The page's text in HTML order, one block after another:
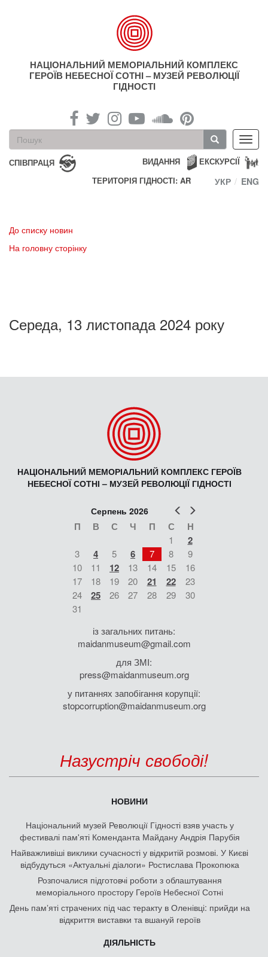
НАЦІОНАЛЬНИЙ МЕМОРІАЛЬНИЙ КОМПЛЕКС
ГЕРОЇВ НЕБЕСНОЇ СОТНІ – МУЗЕЙ РЕВОЛЮЦІЇ
ГІДНОСТІ
Пошукова
форма
Пошук
СПІВПРАЦЯ ЕКСКУРСІЇ
ВИДАННЯ
ТЕРИТОРІЯ ГІДНОСТІ: AR
УКР ENG
До списку новин
На головну сторінку
Середа, 13 листопада 2024 року
НАЦІОНАЛЬНИЙ МЕМОРІАЛЬНИЙ КОМПЛЕКС ГЕРОЇВ
НЕБЕСНОЇ СОТНІ – МУЗЕЙ РЕВОЛЮЦІЇ ГІДНОСТІ
Попер
Серпень 2026
П В С Ч П С Н
1 2
3 4 5 6 7 8
9
10
11 12 13 14 15
16
17
18 19 20 21 22
23
24
25 26 27 28 29
30
31
із загальних питань:
maidanmuseum@gmail.com
для ЗМІ:
press@maidanmuseum.org
у питаннях запобігання корупції:
stopcorruption@maidanmuseum.org
Назустріч свободі!
НОВИНИ
Національний музей Революції Гідності взяв участь у
фестивалі пам'яті Коменданта Майдану Андрія Парубія
Найважливіші виклики сучасності у відкритій розмові. У Києві
відбудуться «Актуальні діалоги» Ростислава Прокопюка
Розпочалися підготовчі роботи з облаштування
меморіального простору Героїв Небесної Сотні
День памʼяті страчених під час теракту в Оленівці: прийди на
відкриття виставки та вшануй героїв
ДІЯЛЬНІСТЬ